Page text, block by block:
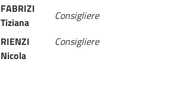
FABRIZI
Tiziana
Consigliere
RIENZI
Nicola
Consigliere